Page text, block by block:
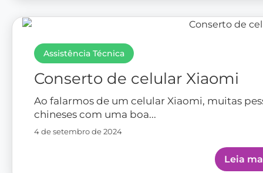
Assistência Técnica
Conserto de celular Xiaomi
Ao falarmos de um celular Xiaomi, muitas
chineses com uma boa...
4 de setembro de 2024
Leia